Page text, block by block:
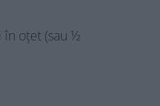
în oțet (sau ½